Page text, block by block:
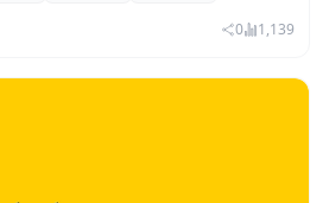
트 개발 본격화
0 1,139